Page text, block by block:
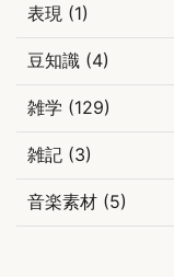
表現 (1)
豆知識 (4)
雑学 (129)
雑記 (3)
音楽素材 (5)